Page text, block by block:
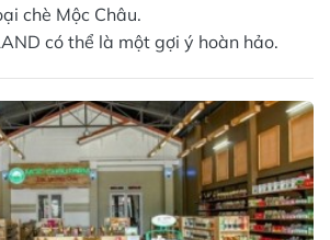
chè Mộc Châu.
có thể là một gợi ý hoàn hảo.